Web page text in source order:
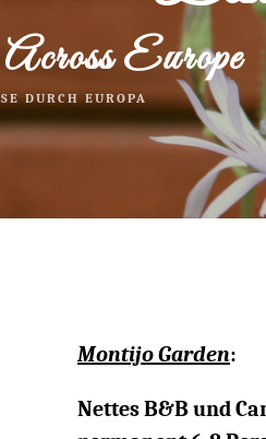
Across Europe
DURCH EUROPA
Montijo Garden:
Nettes B&B und